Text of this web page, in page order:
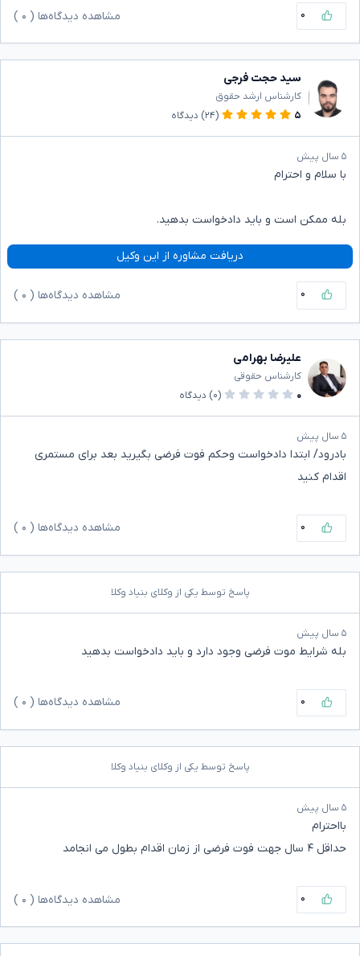
۰ مشاهده دیدگاه‌ها ( ۰
سید حجت فرجی
کارشناس ارشد حقوق
۵
(۲۴) دیدگاه
۵ سال پیش
با سلام و احترام
بله ممکن است و باید دادخواست بدهید.
دریافت مشاوره از این وکیل
۰ مشاهده دیدگاه‌ها ( ۰
علیرضا بهرامی
کارشناس حقوقی
۰
(۰) دیدگاه
۵ سال پیش
بادرود/ ابتدا دادخواست وحکم فوت فرضی بگیرید بعد برای مستمری
اقدام کنید
۰ مشاهده دیدگاه‌ها ( ۰
پاسخ توسط یکی از وکلای بنیاد وکلا
۵ سال پیش
بله شرایط موت فرضی وجود دارد و باید دادخواست بدهید
۰ مشاهده دیدگاه‌ها ( ۰
پاسخ توسط یکی از وکلای بنیاد وکلا
۵ سال پیش
بااحترام
حداقل ۴ سال جهت فوت فرضی از زمان اقدام بطول می انجامد
۰ مشاهده دیدگاه‌ها ( ۰